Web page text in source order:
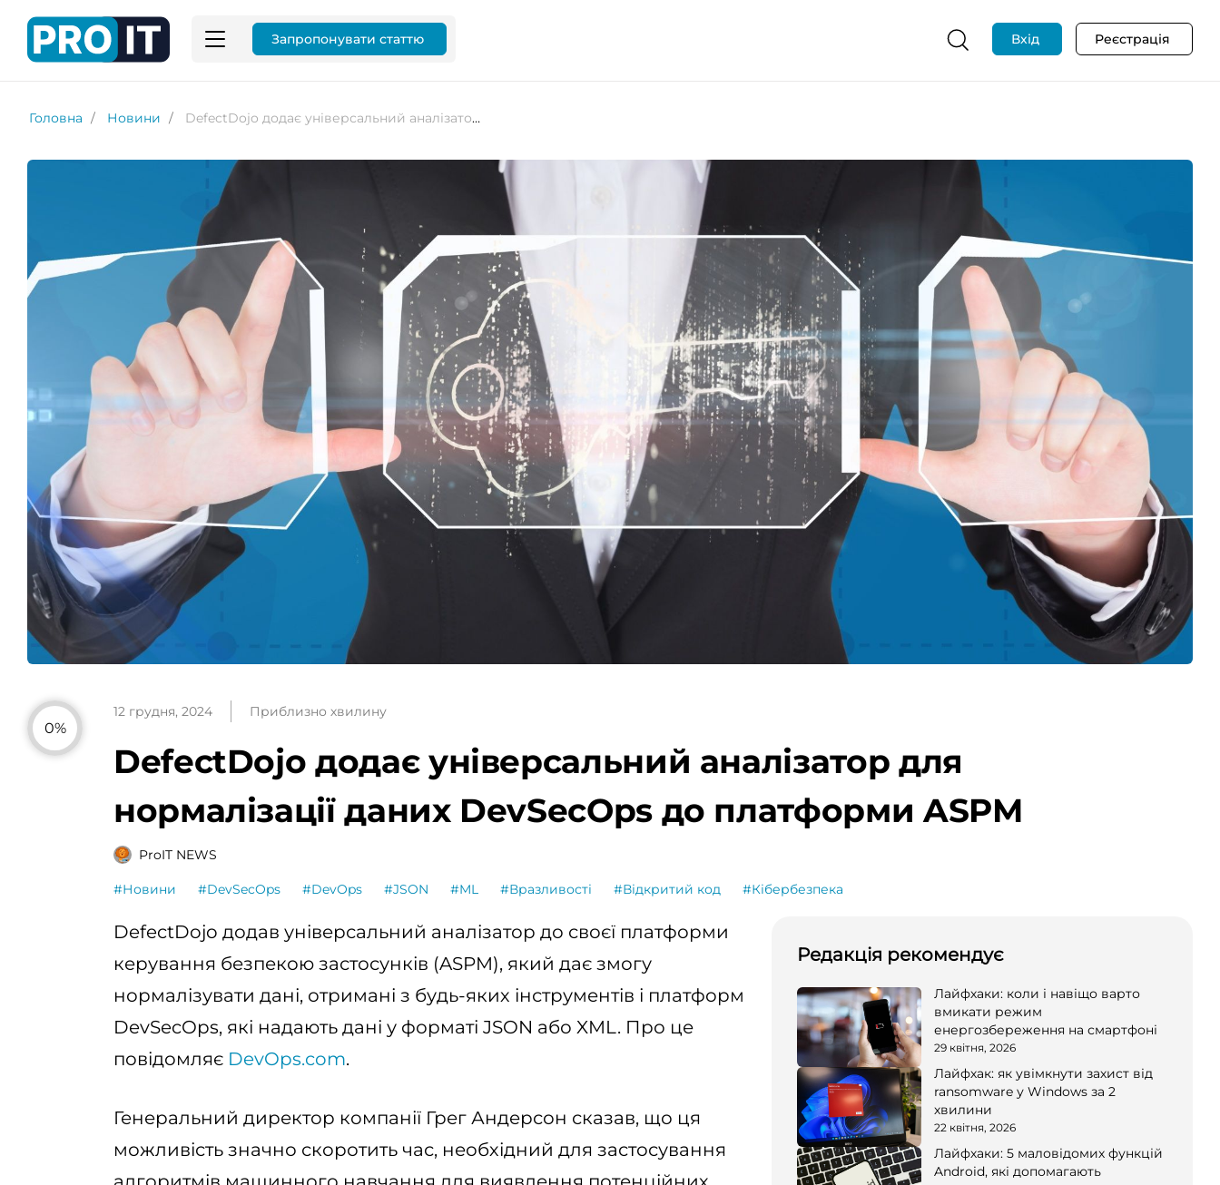
Запропонувати статтю Вхід Реєстрація
Головна Новини DefectDojo додає універсальний аналізатор для нормалізації даних DevSecOps до платформи ASPM
0%
12 грудня, 2024 Приблизно хвилину
DefectDojo додає універсальний аналізатор для
нормалізації даних DevSecOps до платформи ASPM
ProIT NEWS
#Новини #DevSecOps #DevOps #JSON #ML #Вразливості #Відкритий код #Кібербезпека
DefectDojo додав універсальний аналізатор до своєї платформи
керування безпекою застосунків (ASPM), який дає змогу
нормалізувати дані, отримані з будь-яких інструментів і платформ
DevSecOps, які надають дані у форматі JSON або XML. Про це
повідомляє DevOps.com.
Генеральний директор компанії Грег Андерсон сказав, що ця
можливість значно скоротить час, необхідний для застосування
Редакція рекомендує
Лайфхаки: коли і навіщо варто
вмикати режим
енергозбереження на смартфоні
29 квітня, 2026
Лайфхак: як увімкнути захист від
ransomware у Windows за 2
хвилини
22 квітня, 2026
Лайфхаки: 5 маловідомих функцій
Android, які допомагають